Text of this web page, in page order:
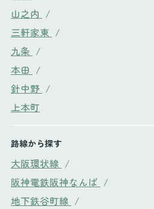
山之内 /
三軒家東 /
九条 /
本田 /
針中野 /
上本町
路線から探す
大阪環状線 /
阪神電鉄阪神なんば /
地下鉄谷町線 /